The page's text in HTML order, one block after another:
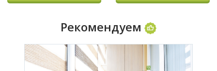
Рекомендуем